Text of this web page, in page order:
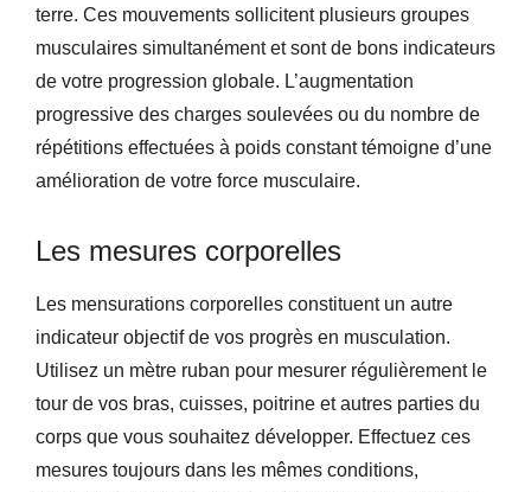
terre. Ces mouvements sollicitent plusieurs groupes
musculaires simultanément et sont de bons indicateurs
de votre progression globale. L’augmentation
progressive des charges soulevées ou du nombre de
répétitions effectuées à poids constant témoigne d’une
amélioration de votre force musculaire.
Les mesures corporelles
Les mensurations corporelles constituent un autre
indicateur objectif de vos progrès en musculation.
Utilisez un mètre ruban pour mesurer régulièrement le
tour de vos bras, cuisses, poitrine et autres parties du
corps que vous souhaitez développer. Effectuez ces
mesures toujours dans les mêmes conditions,